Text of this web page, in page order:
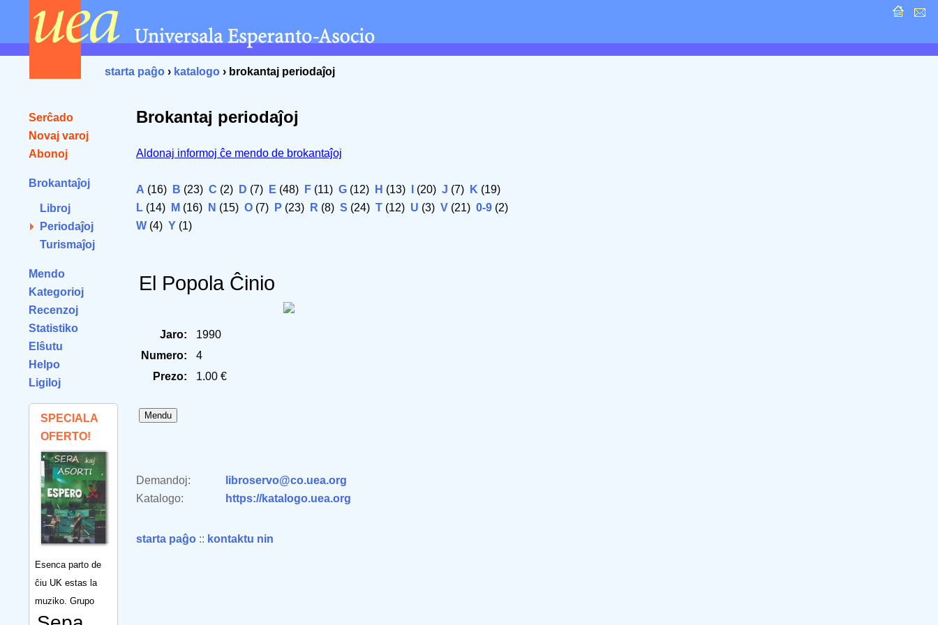
starta paĝo › katalogo › brokantaj periodaĵoj
Serĉado
Novaj varoj
Abonoj
Brokantaĵoj
Libroj
Periodaĵoj
Turismaĵoj
Mendo
Kategorioj
Recenzoj
Statistiko
Elŝutu
Helpo
Ligiloj
SPECIALA
OFERTO!
Esenca parto de
ĉiu UK estas la
muziko. Grupo
Brokantaj periodaĵoj
Aldonaj informoj ĉe mendo de brokantaĵoj
A (16) B (23) C (2) D (7) E (48) F (11) G (12) H (13) (20) J (7) K (19)
L (14) M (16) N (15) O (7) P (23) R (8) S (24) T (12) U (3) V (21) 0-9 (2)
W (4) Y (1)
El Popola Ĉinio
Jaro:
1990
Numero:
4
Prezo:
1.00 €
Demandoj:
libroservo@co.uea.org
Katalogo:
https://katalogo.uea.org
starta paĝo :: kontaktu nin